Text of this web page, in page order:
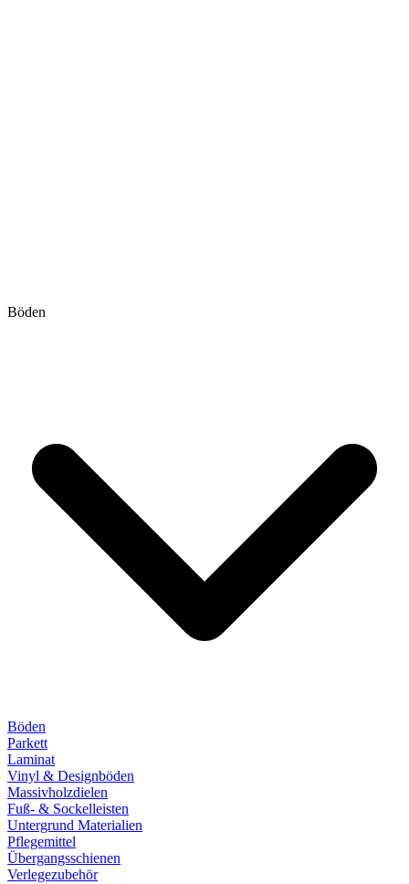
Böden
Böden
Parkett
Laminat
Vinyl & Designböden
Massivholzdielen
Fuß- & Sockelleisten
Untergrund Materialien
Pflegemittel
Übergangsschienen
Verlegezubehör